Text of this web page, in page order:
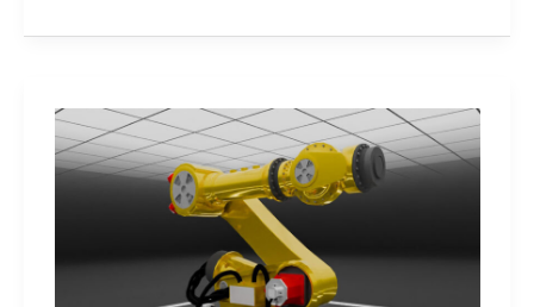
Rendering
und
Animation